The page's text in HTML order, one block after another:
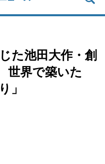
た池田大作・創
世界で築いた
」